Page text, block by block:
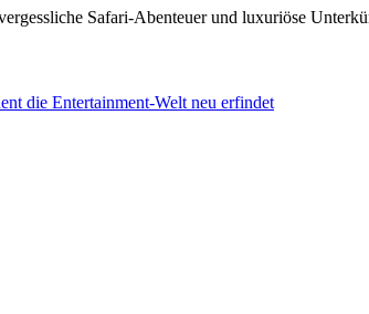
Safari-Abenteuer und luxuriöse
die Entertainment-Welt neu erfindet